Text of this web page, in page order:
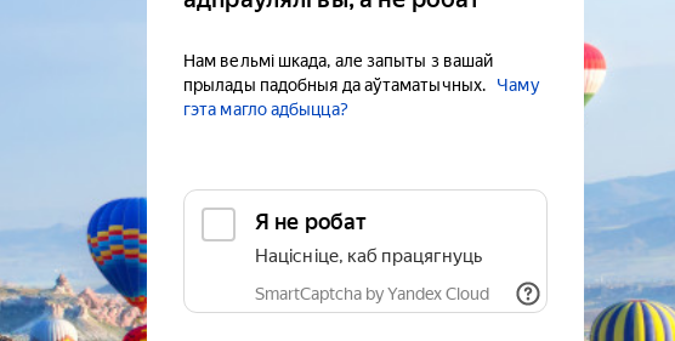
Нам вельмі шкада, але запыты з вашай
прылады падобныя да аўтаматычных.
Чаму
гэта магло адбыцца?
Я не робат
Націсніце, каб працягнуць
SmartCaptcha by Yandex Cloud